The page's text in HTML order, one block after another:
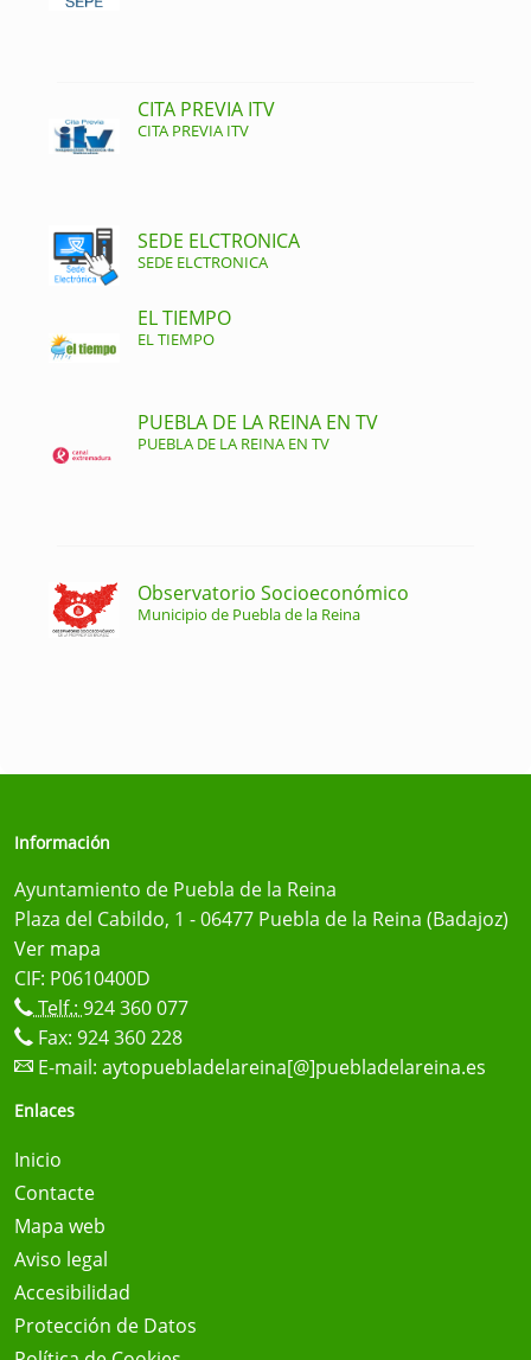
CITA PREVIA ITV
CITA PREVIA ITV
SEDE ELCTRONICA
SEDE ELCTRONICA
EL TIEMPO
EL TIEMPO
PUEBLA DE LA REINA EN TV
PUEBLA DE LA REINA EN TV
Observatorio Socioeconómico
Municipio de Puebla de la Reina
Información
Ayuntamiento de Puebla de la Reina
Plaza del Cabildo, 1 - 06477 Puebla de la Reina (Badajoz)
Ver mapa
CIF: P0610400D
Telf.: 924 360 077
Fax: 924 360 228
E-mail: aytopuebladelareina[@]puebladelareina.es
Enlaces
Inicio
Contacte
Mapa web
Aviso legal
Accesibilidad
Protección de Datos